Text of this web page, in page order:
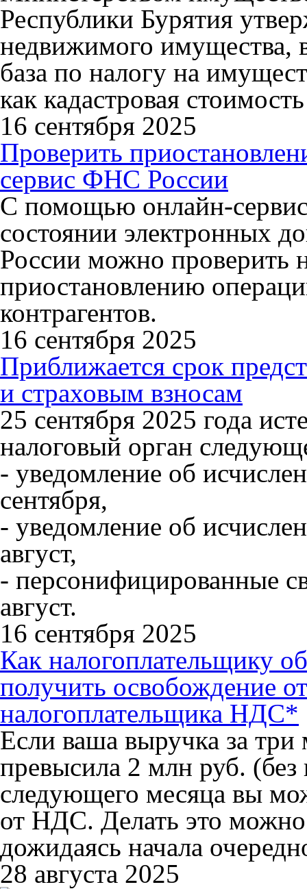
Республики Бурятия
недвижимого имущества,
база по налогу на
как кадастровая
16 сентября 2025
Проверить
сервис ФНС России
С помощью онлайн-
состоянии электронных
России можно проверить
приостановлению
контрагентов.
16 сентября 2025
Приближается срок
и страховым взносам
25 сентября 2025 года
налоговый орган
- уведомление об
сентября,
- уведомление об
август,
- персонифицированные
август.
16 сентября 2025
Как налогоплательщику
получить освобождение
налогоплательщика НДС*
Если ваша выручка за
превысила 2 млн руб. (без
следующего месяца вы
от НДС. Делать это
дожидаясь начала
28 августа 2025